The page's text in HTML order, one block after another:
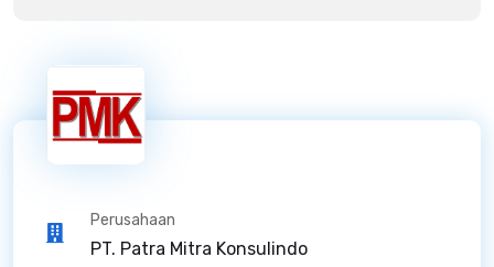
Perusahaan
PT. Patra Mitra Konsulindo